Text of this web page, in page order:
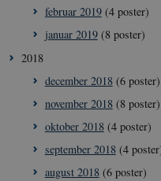
februar 2019(4 poster)
januar 2019(8 poster)
2018
december 2018(6 poster)
november 2018(8 poster)
oktober 2018(4 poster)
september 2018(4
august 2018(6 poster)